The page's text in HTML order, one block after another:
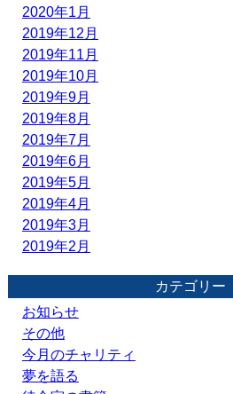
2020年1月
2019年12月
2019年11月
2019年10月
2019年9月
2019年8月
2019年7月
2019年6月
2019年5月
2019年4月
2019年3月
2019年2月
カテゴリー
お知らせ
その他
今月のチャリティ
夢を語る